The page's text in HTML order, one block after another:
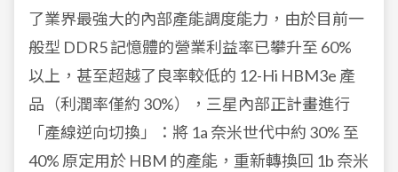
了業界最強大的內部產能調度能力，由於目前一
般型 DDR5 記憶體的營業利益率已攀升至 60%
以上，甚至超越了良率較低的 12-Hi HBM3e 產
品（利潤率僅約 30%），三星內部正計畫進行
「產線逆向切換」：將 1a 奈米世代中約 30% 至
40% 原定用於 HBM 的產能，重新轉換回 1b 奈米